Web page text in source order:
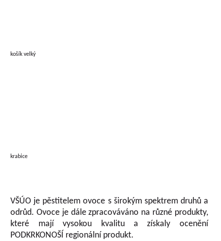
košík velký
krabice
VŠÚO je pěstitelem ovoce s širokým spektrem druhů a
odrůd. Ovoce je dále zpracováváno na různé produkty,
které mají vysokou kvalitu a získaly ocenění
PODKRKONOŠÍ regionální produkt.